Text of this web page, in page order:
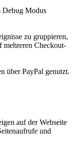
Debug Modus
zu gruppieren,
mehreren Checkout-
über PayPal genutzt.
auf der Webseite
und